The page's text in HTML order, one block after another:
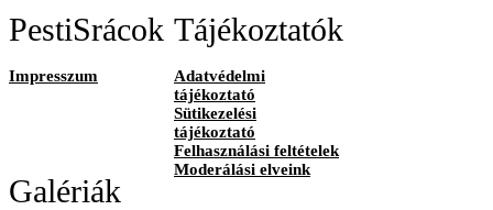
PestiSrácok
Impresszum
Tájékoztatók
Adatvédelmi
tájékoztató
Sütikezelési
tájékoztató
Felhasználási feltételek
Moderálási elveink
Galériák